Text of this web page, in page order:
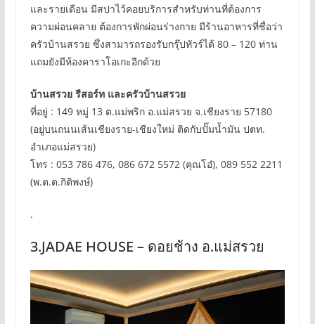
และรายเดือน มีสปาไว้คอยบริการสำหรับท่านที่ต้องการ
ความผ่อนคลาย ต้องการพักผ่อนร่างกาย มีร้านอาหารที่ชื่อว่า
ครัวบ้านสรวย ซึ่งสามารถรองรับกรุ๊ปทัวร์ได้ 80 – 120 ท่าน
แถมยังมีห้องคาราโอเกะอีกด้วย
บ้านสรวย รีสอร์ท และครัวบ้านสรวย
ที่อยู่ : 149 หมู่ 13 ต.แม่พริก อ.แม่สรวย จ.เชียงราย 57180
(อยู่บนถนนเส้นเชียงราย-เชียงใหม่ ติดกับปั๊มน้ำมัน ปตท.
อำเภอแม่สรวย)
โทร : 053 786 476, 086 672 5572 (คุณโอ๋), 089 552 2211
(พ.ต.ต.กิติพงษ์)
.
3.JADAE HOUSE – ดอยช้าง อ.แม่สรวย